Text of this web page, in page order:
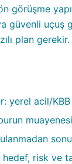
görüşme
güvenli
plan gerekir.
yerel acil/
muayenesi
risk ve